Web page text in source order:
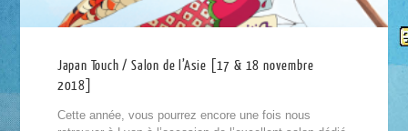
Japan Touch / Salon de l’Asie [17 & 18 novembre
2018]
Cette année, vous pourrez encore une fois nous